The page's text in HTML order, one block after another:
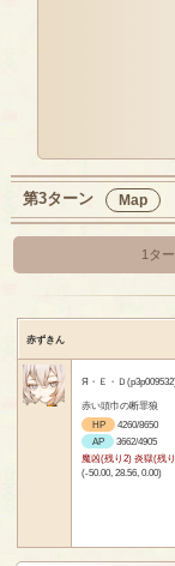
第3ターン Map
1タ
赤ずきん
Я・Ｅ・Ｄ
赤い頭巾の断罪狼
HP
4260/8650
AP
3662/4905
魔凶(残り2) 炎獄(残
(-50.00, 28.56, 0.00)